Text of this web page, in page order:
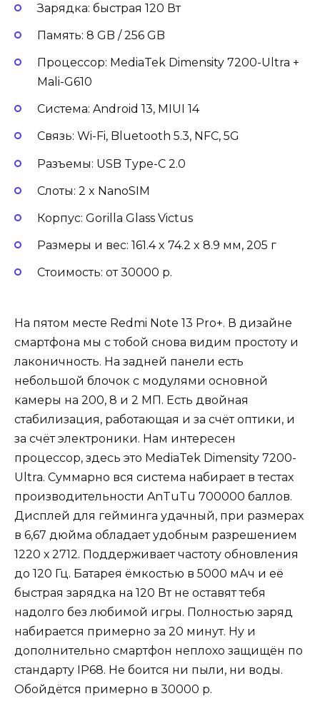
Зарядка: быстрая 120 Вт
Память: 8 GB / 256 GB
Процессор: MediaTek Dimensity 7200-Ultra +
Mali-G610
Система: Android 13, MIUI 14
Связь: Wi-Fi, Bluetooth 5.3, NFC, 5G
Разъемы: USB Type-C 2.0
Слоты: 2 x NanoSIM
Корпус: Gorilla Glass Victus
Размеры и вес: 161.4 x 74.2 x 8.9 мм, 205 г
Стоимость: от 30000 р.
На пятом месте Redmi Note 13 Pro+. В дизайне
смартфона мы с тобой снова видим простоту и
лаконичность. На задней панели есть
небольшой блочок с модулями основной
камеры на 200, 8 и 2 МП. Есть двойная
стабилизация, работающая и за счёт оптики, и
за счёт электроники. Нам интересен
процессор, здесь это MediaTek Dimensity 7200-
Ultra. Суммарно вся система набирает в тестах
производительности AnTuTu 700000 баллов.
Дисплей для гейминга удачный, при размерах
в 6,67 дюйма обладает удобным разрешением
1220 х 2712. Поддерживает частоту обновления
до 120 Гц. Батарея ёмкостью в 5000 мАч и её
быстрая зарядка на 120 Вт не оставят тебя
надолго без любимой игры. Полностью заряд
набирается примерно за 20 минут. Ну и
дополнительно смартфон неплохо защищён по
стандарту IP68. Не боится ни пыли, ни воды.
Обойдётся примерно в 30000 р.